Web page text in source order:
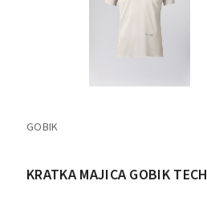
GOBIK
KRATKA MAJICA GOBIK TECH